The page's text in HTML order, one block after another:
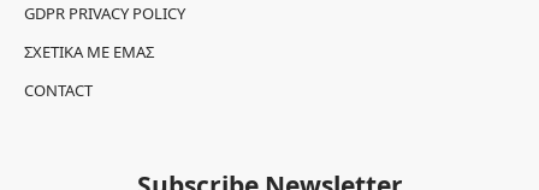
GDPR PRIVACY POLICY
ΣΧΕΤΙΚΆ ΜΕ ΕΜΆΣ
CONTACT